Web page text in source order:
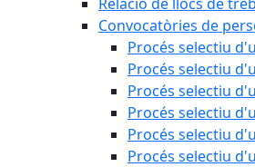
Convocatòries de
Procés selectiu
Procés selectiu
Procés selectiu
Procés selectiu
Procés selectiu
Procés selectiu